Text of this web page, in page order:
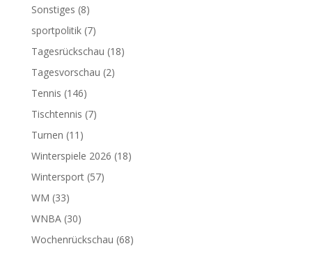
Sonstiges (8)
sportpolitik(7)
Tagesrückschau (18)
Tagesvorschau (2)
Tennis (146)
Tischtennis (7)
Turnen (11)
Winterspiele 2026 (18)
Wintersport(57)
WM (33)
WNBA(30)
Wochenrückschau (68)